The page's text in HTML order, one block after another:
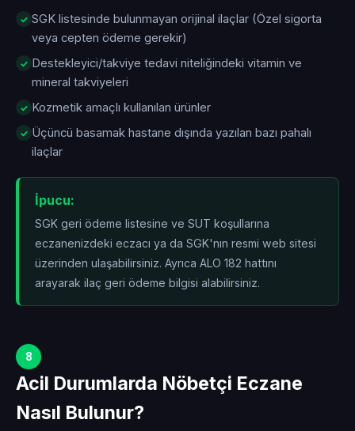
SGK listesinde bulunmayan orijinal ilaçlar (Özel sigorta
veya cepten ödeme gerekir)
Destekleyici/takviye tedavi niteliğindeki vitamin ve
mineral takviyeleri
Kozmetik amaçlı kullanılan ürünler
Üçüncü basamak hastane dışında yazılan bazı pahalı
ilaçlar
İpucu:
SGK geri ödeme listesine ve SUT koşullarına
eczanenizdeki eczacı ya da SGK'nın resmi web sitesi
üzerinden ulaşabilirsiniz. Ayrıca ALO 182 hattını
arayarak ilaç geri ödeme bilgisi alabilirsiniz.
8
Acil Durumlarda Nöbetçi Eczane
Nasıl Bulunur?